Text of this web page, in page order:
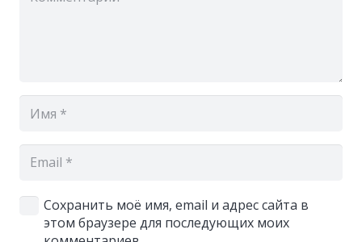
Сохранить моё имя, email и адрес сайта в
этом браузере для последующих моих